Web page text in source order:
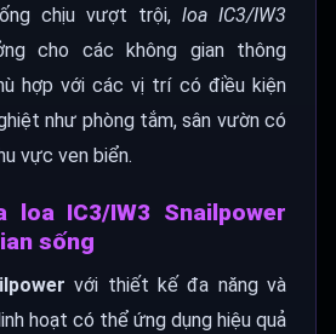
chịu vượt trội, loa IC3/IW3
cho các không gian thông
hợp với các vị trí có điều kiện
như phòng tắm, sân vườn có
vực ven biển.
loa IC3/IW3 Snailpower
sống
với thiết kế đa năng và
hoạt có thể ứng dụng hiệu quả